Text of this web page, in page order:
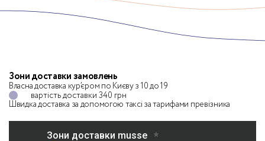
Зони доставки замовлень
Власна доставка кур’єром по Києву з 10 до 19
вартість доставки 340 грн
Швидка доставка за допомогою таксіза тарифами превізника